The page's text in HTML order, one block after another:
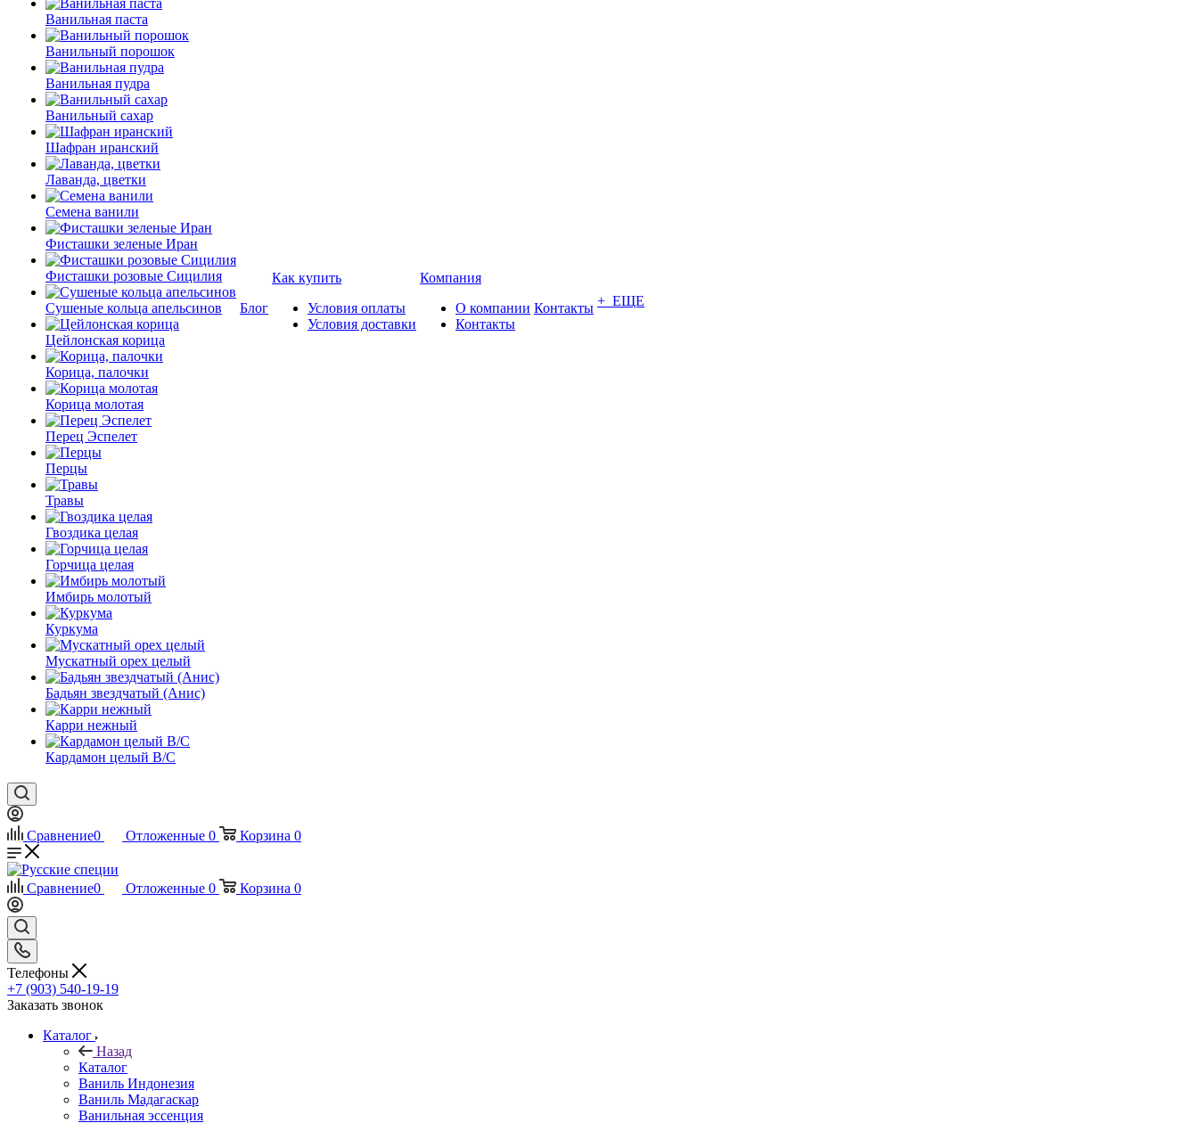
Ванильная паста
Ванильный порошок
Ванильная пудра
Ванильный сахар
Шафран иранский
Лаванда, цветки
Семена ванили
Фисташки зеленые Иран
Фисташки розовые Сицилия
Сушеные кольца апельсинов
Цейлонская корица
Корица, палочки
Корица молотая
Перец Эспелет
Перцы
Травы
Гвоздика целая
Горчица целая
Имбирь молотый
Куркума
Мускатный орех целый
Бадьян звездчатый (Анис)
Карри нежный
Кардамон целый В/С
Блог
Как купить
Условия оплаты
Условия доставки
Компания
О компании
Контакты
Контакты + ЕЩЕ
Сравнение0 Отложенные 0 Корзина 0
Сравнение0 Отложенные 0 Корзина 0
Телефоны
+7 (903) 540-19-19
Заказать звонок
Каталог
Назад
Каталог
Ваниль Индонезия
Ваниль Мадагаскар
Ванильная эссенция